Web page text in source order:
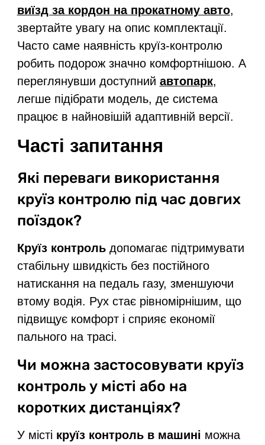
виїзд за кордон на прокатному авто,
звертайте увагу на опис комплектації.
Часто саме наявність круїз-контролю
робить подорож значно комфортнішою. А
переглянувши доступний автопарк,
легше підібрати модель, де система
працює в найновішій адаптивній версії.
Часті запитання
Які переваги використання
круїз контролю під час довгих
поїздок?
Круїз контрольдопомагає підтримувати
стабільну швидкість без постійного
натискання на педаль газу, зменшуючи
втому водія. Рух стає рівномірнішим, що
підвищує комфорт і сприяє економії
пального на трасі.
Чи можна застосовувати круїз
контроль у місті або на
коротких дистанціях?
У місті круїз контроль в машині можна